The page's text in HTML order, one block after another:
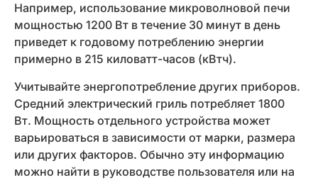
Например, использование микроволновой печи
мощностью 1200 Вт в течение 30 минут в день
приведет к годовому потреблению энергии
примерно в 215 киловатт-часов (кВтч).
Учитывайте энергопотребление других приборов.
Средний электрический гриль потребляет 1800
Вт. Мощность отдельного устройства может
варьироваться в зависимости от марки, размера
или других факторов. Обычно эту информацию
можно найти в руководстве пользователя или на